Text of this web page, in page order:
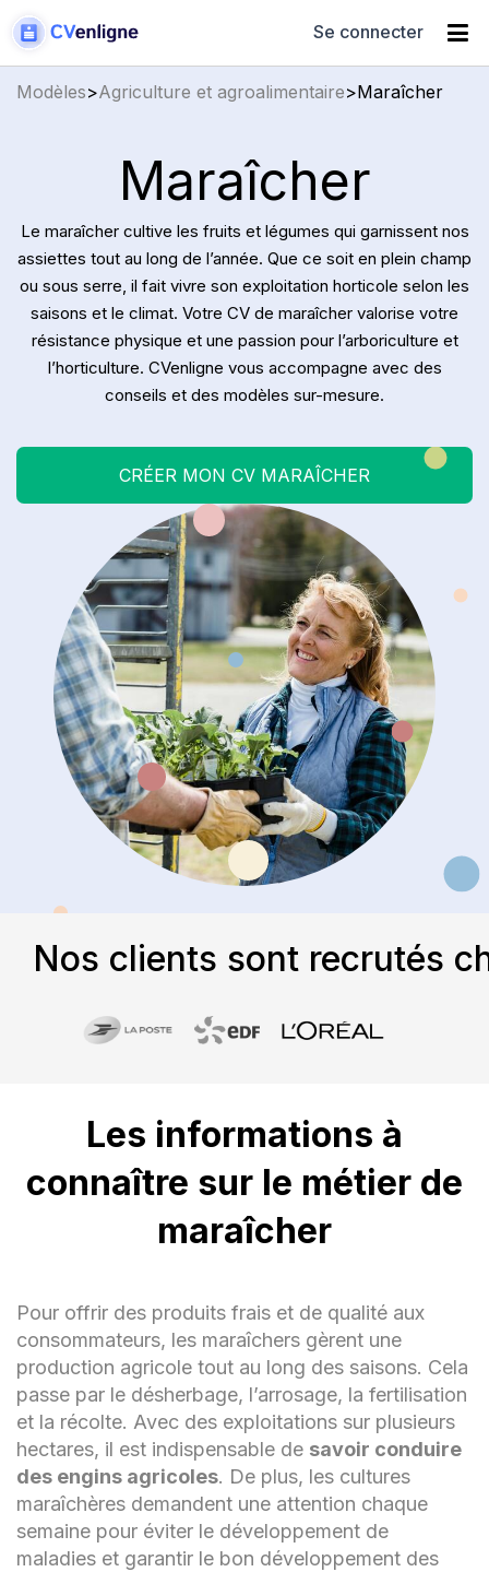
Se connecter
Modèles>Agriculture et agroalimentaire>Maraîcher
Maraîcher
Le maraîcher cultive les fruits et légumes qui garnissent nos
assiettes tout au long de l’année. Que ce soit en plein champ
ou sous serre, il fait vivre son exploitation horticole selon les
saisons et le climat. Votre CV de maraîcher valorise votre
résistance physique et une passion pour l’arboriculture et
l’horticulture. CVenligne vous accompagne avec des
conseils et des modèles sur-mesure.
CRÉER MON CV MARAÎCHER
Nos clients sont recrutés
Les informations à
connaître sur le métier de
maraîcher
Pour offrir des produits frais et de qualité aux
consommateurs, les maraîchers gèrent une
production agricole tout au long des saisons. Cela
passe par le désherbage, l’arrosage, la fertilisation
et la récolte. Avec des exploitations sur plusieurs
hectares, il est indispensable de savoir conduire
des engins agricoles. De plus, les cultures
maraîchères demandent une attention chaque
semaine pour éviter le développement de
maladies et garantir le bon développement des